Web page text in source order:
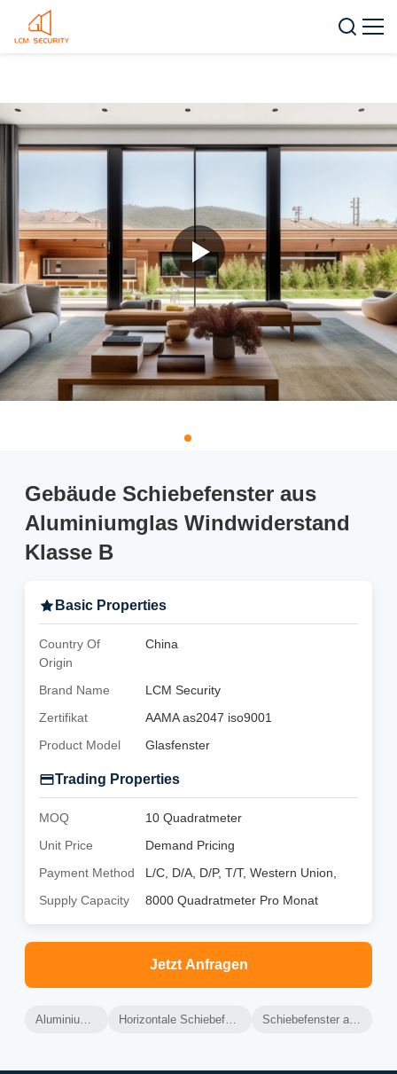
Gebäude Schiebefenster aus
Aluminiumglas Windwiderstand
Klasse B
Basic Properties
Country Of
Origin
China
Brand Name
LCM Security
Zertifikat
AAMA as2047 iso9001
Product Model
Glasfenster
Trading Properties
MOQ
10 Quadratmeter
Unit Price
Demand Pricing
Payment Method
L/C, D/A, D/P, T/T, Western Union,
Supply Capacity
8000 Quadratmeter Pro Monat
Jetzt Anfragen
Aluminiumglasfenster Horizontale Schiebefenster aus Aluminium Schiebefenster aus Aluminiumglas